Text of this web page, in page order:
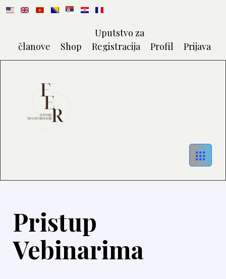
Uputstvo za
članove
Shop Registracija Profil Prijava
Pristup
Vebinarima